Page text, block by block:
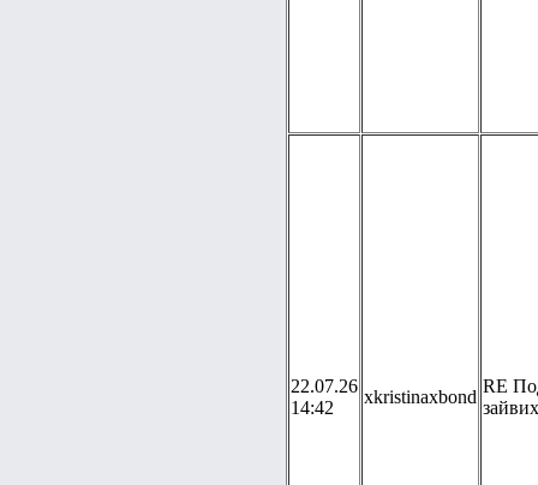
22.07.26
14:42
xkristinaxbond
RE